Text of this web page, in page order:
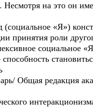
на это он
«Я»)
принятия роли
социальное
Общая редакция